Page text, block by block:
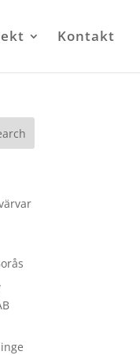
Kontakt